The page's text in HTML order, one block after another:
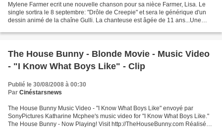
Mylene Farmer ecrit une nouvelle chanson pour sa nièce Farmer, Lisa. Le
single sortira le 8 septembre: "Drôle de Creepie" et sera le générique d'un
dessin animé de la chaîne Gulli. La chanteuse est âgée de 11 ans...Une
The House Bunny - Blonde Movie - Music Video
- "I Know What Boys Like" - Clip
Publié le 30/08/2008 à 00:30
Par Cinéstarsnews
The House Bunny Music Video - "I Know What Boys Like" envoyé par
SonyPictures Katharine Mcphee's music video for "I Know What Boys Like."
The House Bunny - Now Playing! Visit http://TheHouseBunny.com Réalisé